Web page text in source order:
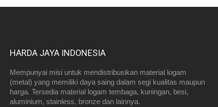
HARDA JAYA INDONESIA
Mempunyai misi untuk mendistribusikan material logam
(metal) yang memiliki daya saing dalam segi kualitas maupun
harga. Tersedia material logam tembaga, kuningan, besi,
aluminium, stainless, bronze dan lainnya.